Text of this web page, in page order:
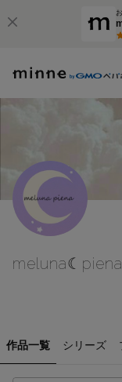
作品一覧 シリーズ